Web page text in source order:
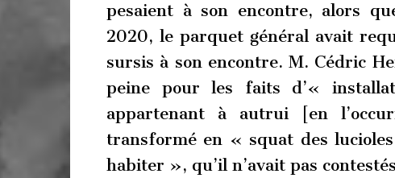
pesaient à son encontre, alors
2020, le parquet général avait
sursis à son encontre. M. Cédric
peine pour les faits d’«
appartenant à autrui [en
transformé en « squat des
habiter », qu’il n’avait pas